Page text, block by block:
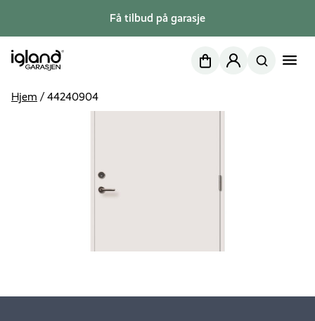
Få tilbud på garasje
NettbutikkMin side
Hjem /44240904